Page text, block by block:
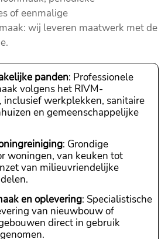
of eenmalige
wij leveren maatwerk met de
panden: Professionele
volgens het RIVM-
inclusief werkplekken, sanitaire
en gemeenschappelijke
: Grondige
woningen, van keuken tot
van milieuvriendelijke
en oplevering: Specialistische
van nieuwbouw of
direct in gebruik